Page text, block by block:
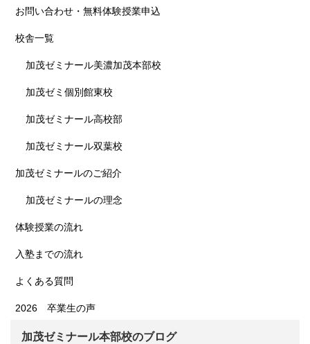
お問い合わせ・無料体験授業申込
校舎一覧
加茂ゼミナール美濃加茂本部校
加茂ゼミ個別館東校
加茂ゼミナール高校部
加茂ゼミナール双葉校
加茂ゼミナールのご紹介
加茂ゼミナールの理念
体験授業の流れ
入塾までの流れ
よくある質問
2026 卒業生の声
加茂ゼミナール本部校のブログ